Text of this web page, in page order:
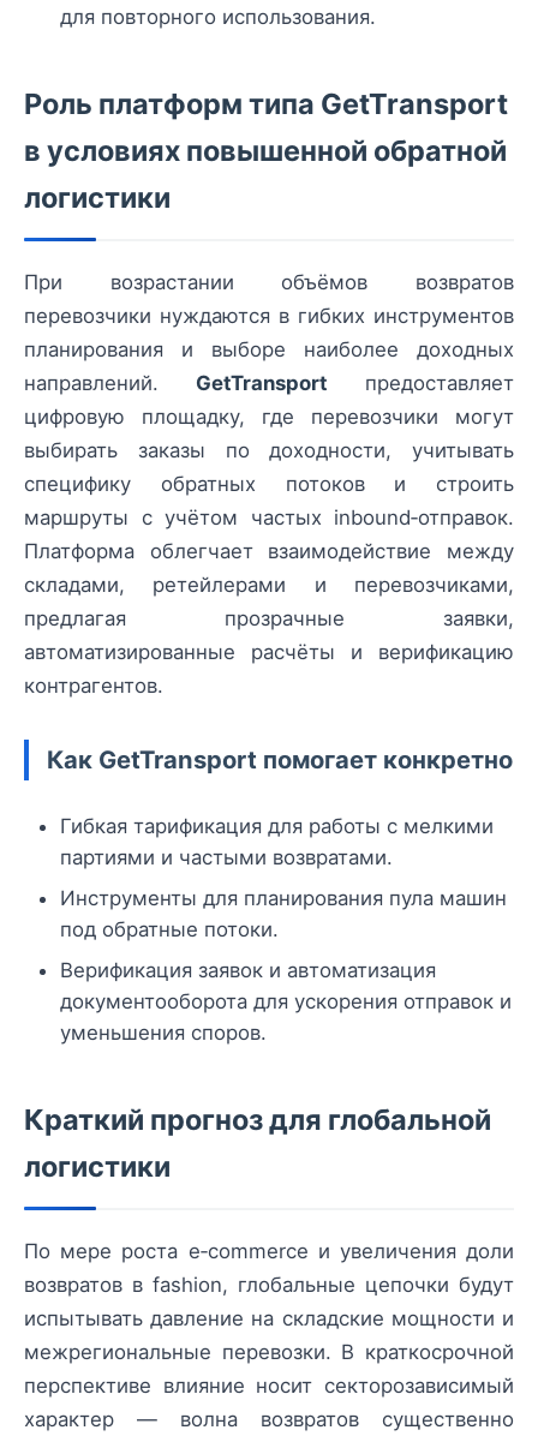
для повторного использования.
Роль платформ типа GetTransport
в условиях повышенной обратной
логистики
При возрастании объёмов возвратов
перевозчики нуждаются в гибких инструментов
планирования и выборе наиболее доходных
направлений. GetTransport предоставляет
цифровую площадку, где перевозчики могут
выбирать заказы по доходности, учитывать
специфику обратных потоков и строить
маршруты с учётом частых inbound‑отправок.
Платформа облегчает взаимодействие между
складами, ретейлерами и перевозчиками,
предлагая прозрачные заявки,
автоматизированные расчёты и верификацию
контрагентов.
Как GetTransport помогает конкретно
Гибкая тарификация для работы с мелкими
партиями и частыми возвратами.
Инструменты для планирования пула машин
под обратные потоки.
Верификация заявок и автоматизация
документооборота для ускорения отправок и
уменьшения споров.
Краткий прогноз для глобальной
логистики
По мере роста e‑commerce и увеличения доли
возвратов в fashion, глобальные цепочки будут
испытывать давление на складские мощности и
межрегиональные перевозки. В краткосрочной
перспективе влияние носит секторозависимый
характер — волна возвратов существенно